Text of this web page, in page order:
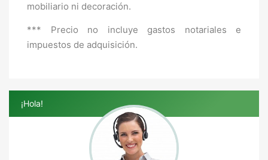
mobiliario ni decoración.
*** Precio no incluye gastos notariales e
impuestos de adquisición.
¡Hola!